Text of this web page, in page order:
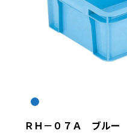
ＲＨ－０７Ａ ブルー